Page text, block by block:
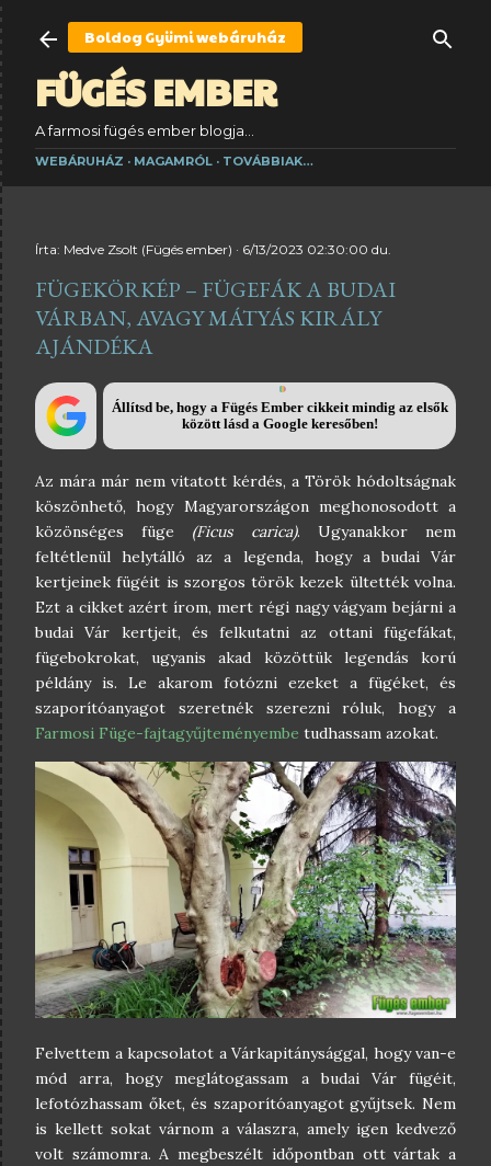
Ugrás a fő tartalomra
FÜGÉS EMBER
A farmosi fügés ember blogja...
Boldog Gyümiwebáruház
WEBÁRUHÁZ MAGAMRÓL TOVÁBBIAK…
Írta: Medve Zsolt (Fügés ember) 6/13/2023 02:30:00 du.
FÜGEKÖRKÉP – FÜGEFÁK A BUDAI
VÁRBAN, AVAGY MÁTYÁS KIRÁLY
AJÁNDÉKA
Állítsd be, hogy a Fügés Ember cikkeit mindig az elsők
között lásd a Google keresőben!
Az mára már nem vitatott kérdés, a Török hódoltságnak
köszönhető, hogy Magyarországon meghonosodott a
közönséges füge (Ficus carica). Ugyanakkor nem
feltétlenül helytálló az a legenda, hogy a budai Vár
kertjeinek fügéit is szorgos török kezek ültették volna.
Ezt a cikket azért írom, mert régi nagy vágyam bejárni a
budai Vár kertjeit, és felkutatni az ottani fügefákat,
fügebokrokat, ugyanis akad közöttük legendás korú
példány is. Le akarom fotózni ezeket a fügéket, és
szaporítóanyagot szeretnék szerezni róluk, hogy a
Farmosi Füge-fajtagyűjteményembe tudhassam azokat.
Felvettem a kapcsolatot a Várkapitánysággal, hogy van-e
mód arra, hogy meglátogassam a budai Vár fügéit,
lefotózhassam őket, és szaporítóanyagot gyűjtsek. Nem
is kellett sokat várnom a válaszra, amely igen kedvező
volt számomra. A megbeszélt időpontban ott vártak a